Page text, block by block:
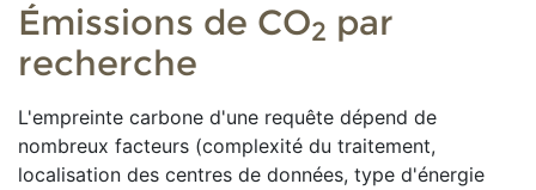
Émissions de CO2 par
recherche
L'empreinte carbone d'une requête dépend de
nombreux facteurs (complexité du traitement,
localisation des centres de données, type d'énergie